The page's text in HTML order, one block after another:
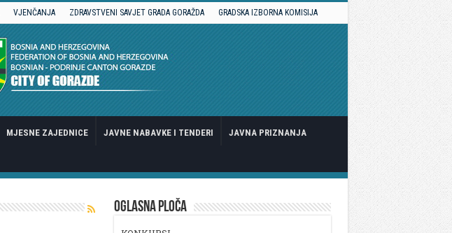
VJENČANJA ZDRAVSTVENI SAVJET GRADA GORAŽDA GRADSKA IZBORNA KOMISIJA
MJESNE ZAJEDNICE JAVNE NABAVKE I TENDERI JAVNA PRIZNANJA
OGLASNA PLOČA